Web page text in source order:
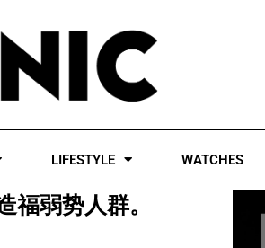
LIFESTYLE WATCHES
弱势人群。